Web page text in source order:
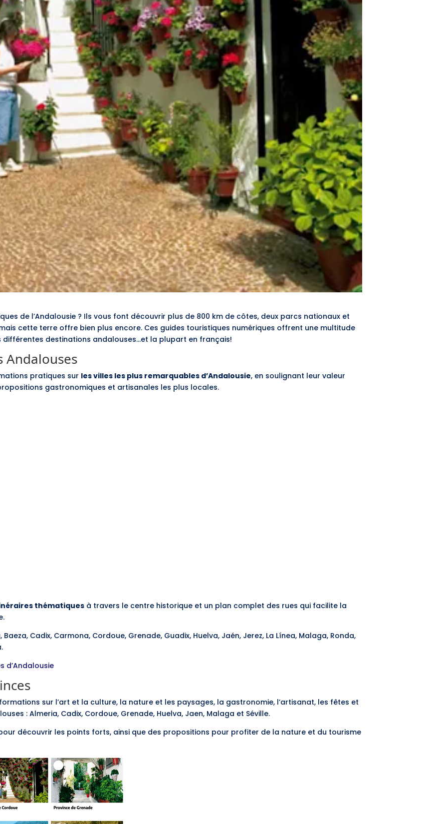
de l’Andalousie ? Ils vous font découvrir plus de 800 km de côtes, deux parcs nationaux et
cette terre offre bien plus encore. Ces guides touristiques numériques offrent une multitude
destinations andalouses…et la plupart en français!
Andalouses
pratiques sur les villes les plus remarquables d’Andalousie, en soulignant leur valeur
gastronomiques et artisanales les plus locales.
thématiques à travers le centre historique et un plan complet des rues qui facilite la
Cadix, Carmona, Cordoue, Grenade, Guadix, Huelva, Jaén, Jerez, La Línea, Malaga, Ronda,
d’Andalousie
sur l’art et la culture, la nature et les paysages, la gastronomie, l’artisanat, les fêtes et
: Almeria, Cadix, Cordoue, Grenade, Huelva, Jaen, Malaga et Séville.
découvrir les points forts, ainsi que des propositions pour profiter de la nature et du tourisme